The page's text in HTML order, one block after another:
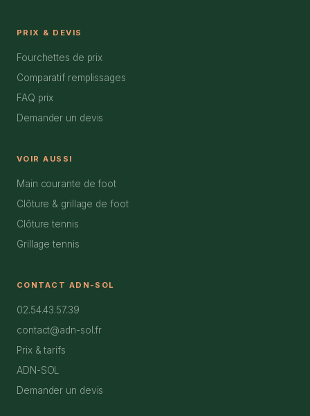
PRIX & DEVIS
Fourchettes de prix
Comparatif remplissages
FAQ prix
Demander un devis
VOIR AUSSI
Main courante de foot
Clôture & grillage de foot
Clôture tennis
Grillage tennis
CONTACT ADN-SOL
02.54.43.57.39
contact@adn-sol.fr
Prix & tarifs
ADN-SOL
Demander un devis